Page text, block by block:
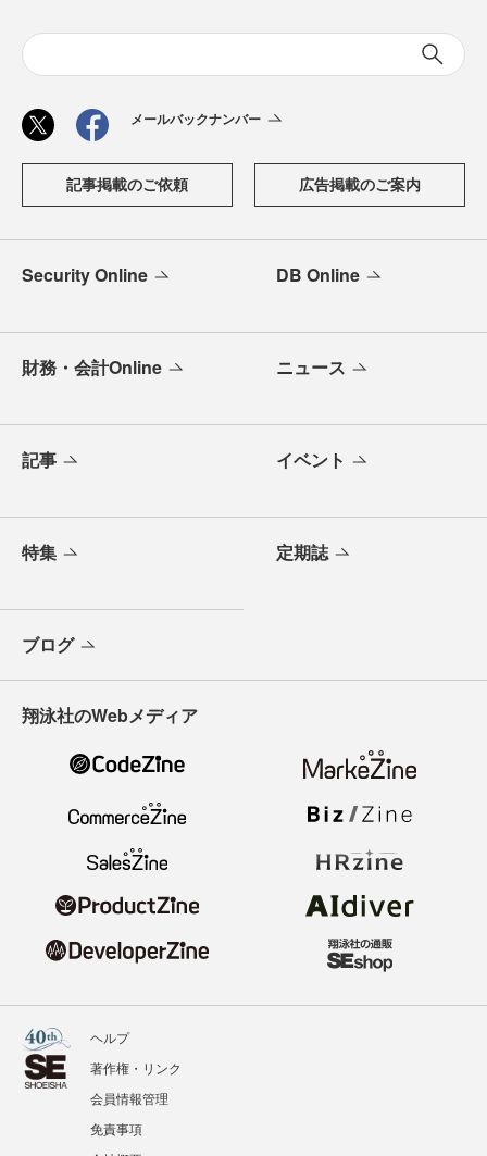
メールバックナンバー
記事掲載のご依頼 広告掲載のご案内
Security Online DB Online
財務・会計Online ニュース
記事 イベント
特集 定期誌
ブログ
翔泳社のWebメディア
ヘルプ
著作権・リンク
会員情報管理
免責事項